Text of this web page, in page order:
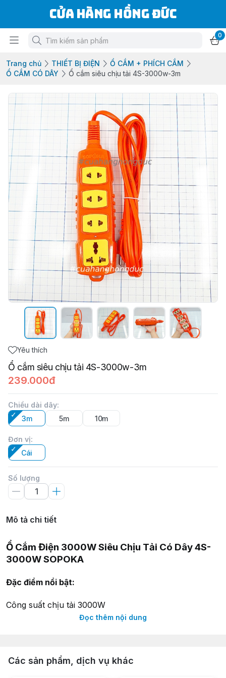
Cửa Hàng Hồng Đức
0
Trang chủ THIẾT BỊ ĐIỆN
Ổ CẮM + PHÍCH CẮM
Ổ CẮM CÓ DÂY
Ổ cắm siêu chịu tải 4S-3000w-3m
Yêu thích
Ổ cắm siêu chịu tải 4S-3000w-3m
239.000đ
Chiều dài dây:
3m
5m 10m
Đơn vị:
Cái
Số lượng
Mô tả chi tiết
Ổ Cắm Điện 3000W Siêu Chịu Tải Có Dây 4S-
3000W SOPOKA
Đặc điểm nổi bật:
Công suất chịu tải 3000W
Lõi sứ chịu nhiệt cao
Thông số kỹ thuật:
Đọc thêm nội dung
Các sản phẩm, dịch vụ khác